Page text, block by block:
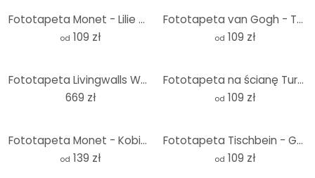
Fototapeta Monet - Lilie wodne 1905 - okrągła - tapeta flizelinowa/tapeta flizelinowa samoprzylepna
od 109 zł
Fototapeta van Gogh - Taras kawiarni wieczorem - Okrągły - tapeta flizelinowa/tapeta flizelinowa sam
od 109 zł
Fototapeta Livingwalls Walls by Patel fresco 5
669 zł
Fototapeta na ścianę Turner - Wenecja, Dogana i S. Giorgio Maggiore - Okrągła - tapeta flizelinowa/t
od 109 zł
Fototapeta Monet - Kobieta z parasolem - Madame Monet i jej syn
od 139 zł
Fototapeta Tischbein - Goethe w rzymskiej Kampanii - Okrągła - tapeta flizelinowa/tapeta flizelinowa
od 109 zł